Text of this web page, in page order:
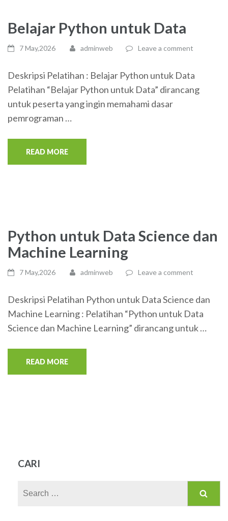
Belajar Python untuk Data
7 May,2026 adminweb Leave a comment
Deskripsi Pelatihan : Belajar Python untuk Data
Pelatihan “Belajar Python untuk Data” dirancang
untuk peserta yang ingin memahami dasar
pemrograman …
READ MORE
Python untuk Data Science dan
Machine Learning
7 May,2026 adminweb Leave a comment
Deskripsi Pelatihan Python untuk Data Science dan
Machine Learning : Pelatihan “Python untuk Data
Science dan Machine Learning” dirancang untuk …
READ MORE
CARI